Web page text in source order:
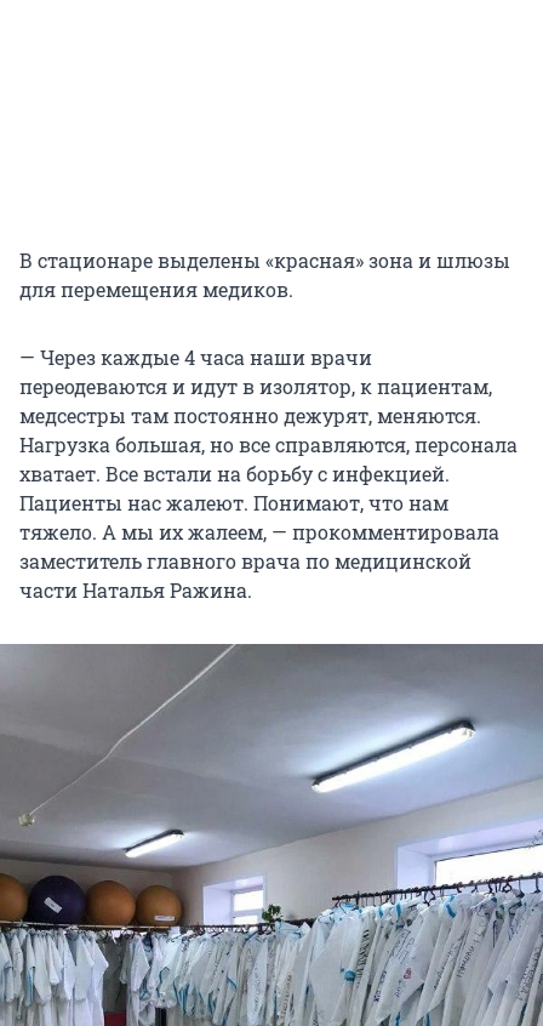
В стационаре выделены «красная» зона и шлюзы
для перемещения медиков.
— Через каждые 4 часа наши врачи
переодеваются и идут в изолятор, к пациентам,
медсестры там постоянно дежурят, меняются.
Нагрузка большая, но все справляются, персонала
хватает. Все встали на борьбу с инфекцией.
Пациенты нас жалеют. Понимают, что нам
тяжело. А мы их жалеем, — прокомментировала
заместитель главного врача по медицинской
части Наталья Ражина.